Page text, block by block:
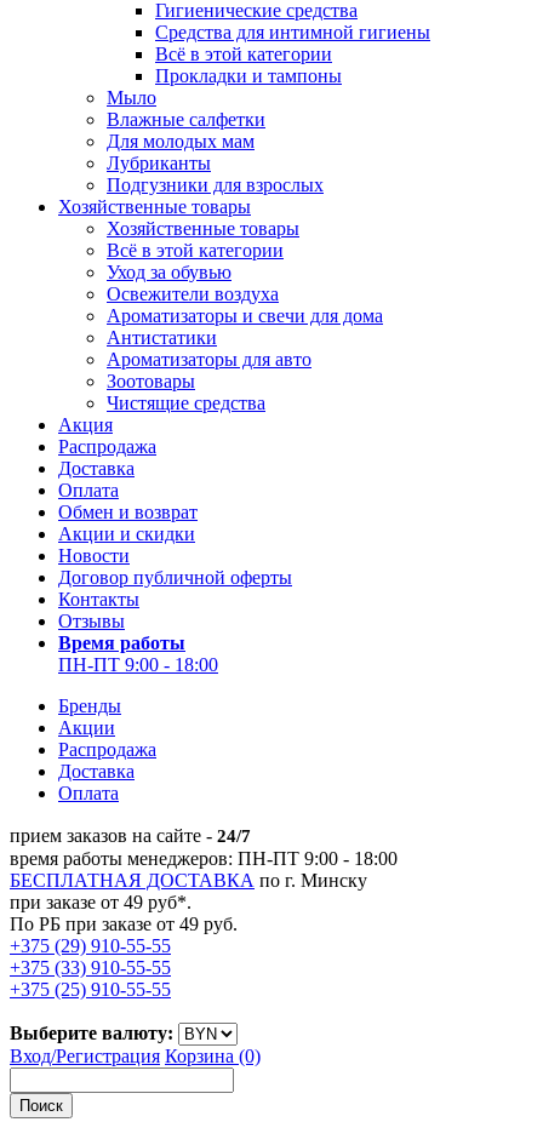
Гигиенические средства
Средства для интимной гигиены
Всё в этой категории
Прокладки и тампоны
Мыло
Влажные салфетки
Для молодых мам
Лубриканты
Подгузники для взрослых
Хозяйственные товары
Хозяйственные товары
Всё в этой категории
Уход за обувью
Освежители воздуха
Ароматизаторы и свечи для дома
Антистатики
Ароматизаторы для авто
Зоотовары
Чистящие средства
Акция
Распродажа
Доставка
Оплата
Обмен и возврат
Акции и скидки
Новости
Договор публичной оферты
Контакты
Отзывы
Время работы
ПН-ПТ 9:00 - 18:00
Бренды
Акции
Распродажа
Доставка
Оплата
прием заказов на сайте - 24/7
время работы менеджеров: ПН-ПТ 9:00 - 18:00
БЕСПЛАТНАЯ ДОСТАВКА по г. Минску
при заказе от 49 руб*.
По РБ при заказе от 49 руб.
+375 (29) 910-55-55
+375 (33) 910-55-55
+375 (25) 910-55-55
Выберите валюту:
Вход/Регистрация Корзина (0)
Поиск